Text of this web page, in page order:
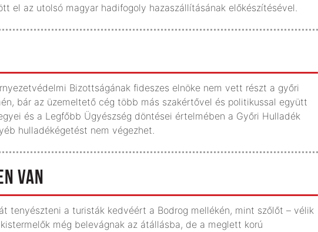
el az utolsó magyar hadifogoly hazaszállításának előkészítésével.
Bizottságának fideszes elnöke nem vett részt a győri
bár az üzemeltető cég több más szakértővel és politikussal együtt
és a Legfőbb Ügyészség döntései értelmében a Győri Hulladék
hulladékégetést nem végezhet.
VAN
tenyészteni a turisták kedvéért a Bodrog mellékén, mint szőlőt – vélik
még belevágnak az átállásba, de a meglett korú